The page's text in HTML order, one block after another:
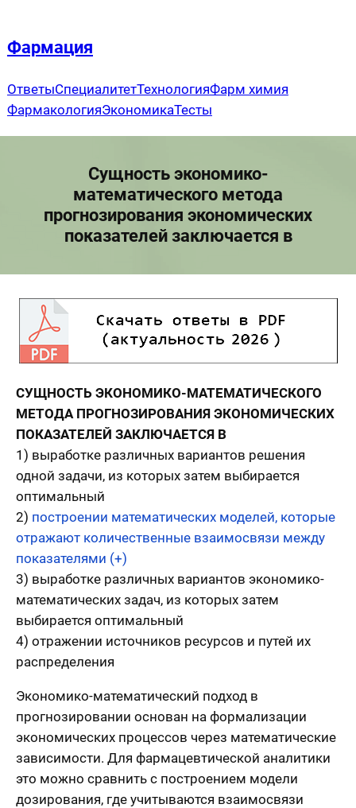
содержимому
Фармация
ОтветыСпециалитетТехнологияФарм химия
ФармакологияЭкономикаТесты
Сущность экономико-
математического метода
прогнозирования экономических
показателей заключается в
СУЩНОСТЬ ЭКОНОМИКО-МАТЕМАТИЧЕСКОГО
МЕТОДА ПРОГНОЗИРОВАНИЯ ЭКОНОМИЧЕСКИХ
ПОКАЗАТЕЛЕЙ ЗАКЛЮЧАЕТСЯ В
1) выработке различных вариантов решения
одной задачи, из которых затем выбирается
оптимальный
2) построении математических моделей, которые
отражают количественные взаимосвязи между
показателями (+)
3) выработке различных вариантов экономико-
математических задач, из которых затем
выбирается оптимальный
4) отражении источников ресурсов и путей их
распределения
Экономико-математический подход в
прогнозировании основан на формализации
экономических процессов через математические
зависимости. Для фармацевтической аналитики
это можно сравнить с построением модели
дозирования, где учитываются взаимосвязи